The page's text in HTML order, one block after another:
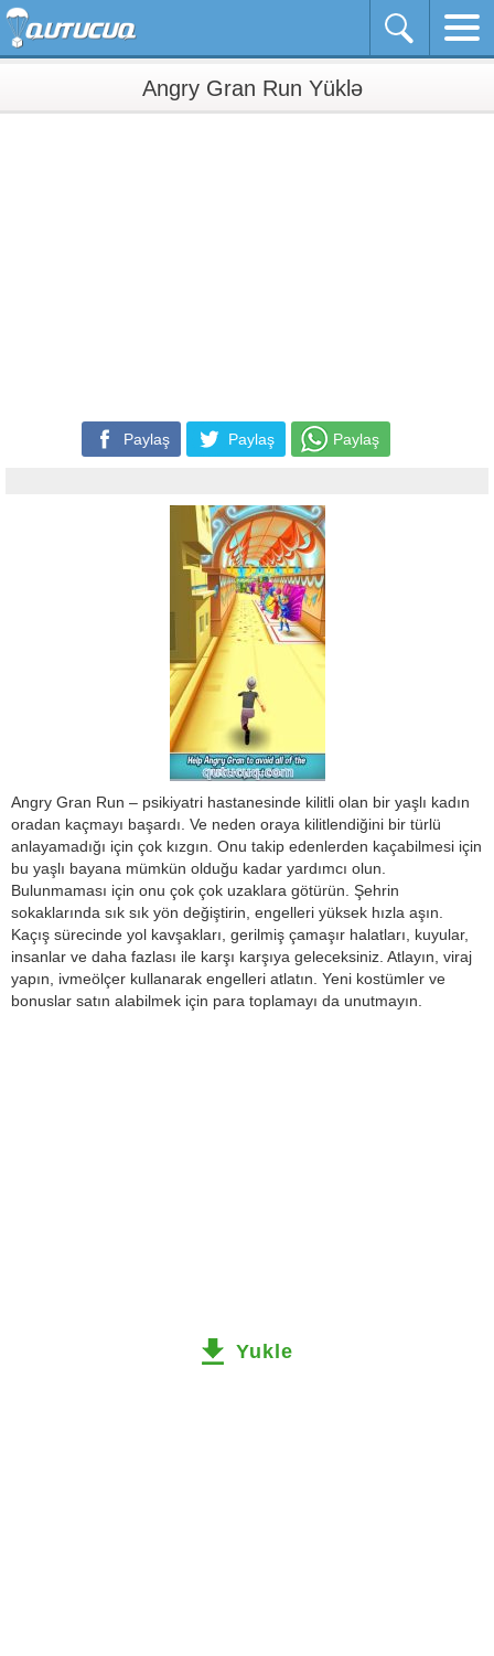
Angry Gran Run Yüklə
Paylaş Paylaş Paylaş
Angry Gran Run – psikiyatri hastanesinde kilitli olan bir yaşlı kadın
oradan kaçmayı başardı. Ve neden oraya kilitlendiğini bir türlü
anlayamadığı için çok kızgın. Onu takip edenlerden kaçabilmesi için
bu yaşlı bayana mümkün olduğu kadar yardımcı olun.
Bulunmaması için onu çok çok uzaklara götürün. Şehrin
sokaklarında sık sık yön değiştirin, engelleri yüksek hızla aşın.
Kaçış sürecinde yol kavşakları, gerilmiş çamaşır halatları, kuyular,
insanlar ve daha fazlası ile karşı karşıya geleceksiniz. Atlayın, viraj
yapın, ivmeölçer kullanarak engelleri atlatın. Yeni kostümler ve
bonuslar satın alabilmek için para toplamayı da unutmayın.
Yukle